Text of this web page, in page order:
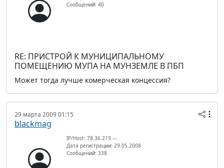
Сообщений: 40
RE: ПРИСТРОЙ К МУНИЦИПАЛЬНОМУ
ПОМЕЩЕНИЮ МУПА НА МУНЗЕМЛЕ В ПБП
Может тогда лучше комерческая концессия?
29 марта 2009 01:15
blackmag
IP/Host: 78.36.219.---
Дата регистрации: 29.05.2008
Сообщений: 338